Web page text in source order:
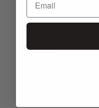
Waschbarkeit
° C